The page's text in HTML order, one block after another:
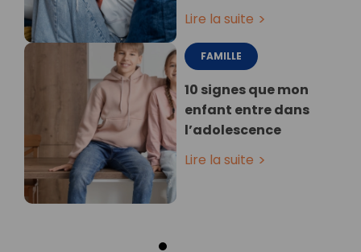
Lire la suite
FAMILLE
10 signes que mon
enfant entre dans
l’adolescence
Lire la suite